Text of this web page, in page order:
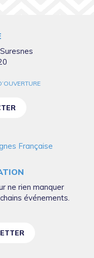
Française
ne rien manquer
événements.